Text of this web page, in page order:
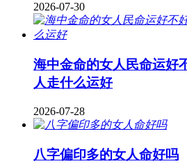
2026-07-30
海中金命的女人民命运好
人走什么运好
2026-07-28
八字偏印多的女人命好吗